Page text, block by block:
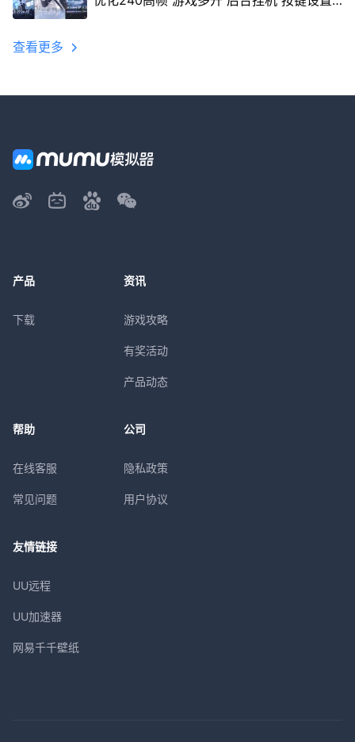
查看更多
产品
下载
资讯
游戏攻略
有奖活动
产品动态
帮助
在线客服
常见问题
公司
隐私政策
用户协议
友情链接
UU远程
UU加速器
网易千千壁纸